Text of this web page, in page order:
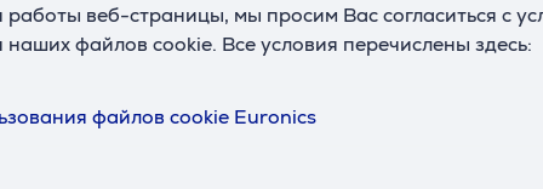
веб-страницы, мы просим Вас согласиться с
наших файлов cookie. Все условия перечислены здесь:
файлов cookie Euronics
белый - Смарт-часы